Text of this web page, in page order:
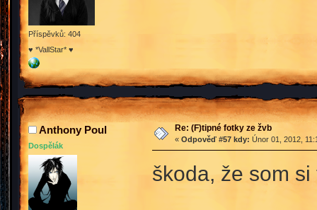
Příspěvků: 404
♥ *VallStar* ♥
Anthony Poul
Dospělák
Re: (F)tipné fotky ze žvb
« Odpověď #57 kdy: Únor 01, 2012,
škoda, že som